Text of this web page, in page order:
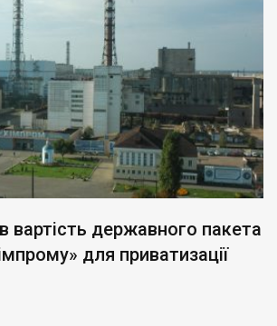
вартість державного пакета
для приватизації